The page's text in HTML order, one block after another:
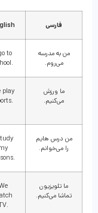
فارسی
من به مدرسه
می‌روم.
to
ما ورزش
می‌کنیم.
play
من درس هایم
را می‌خوانم.
ما تلویزیون
تماشا می‌کنیم.